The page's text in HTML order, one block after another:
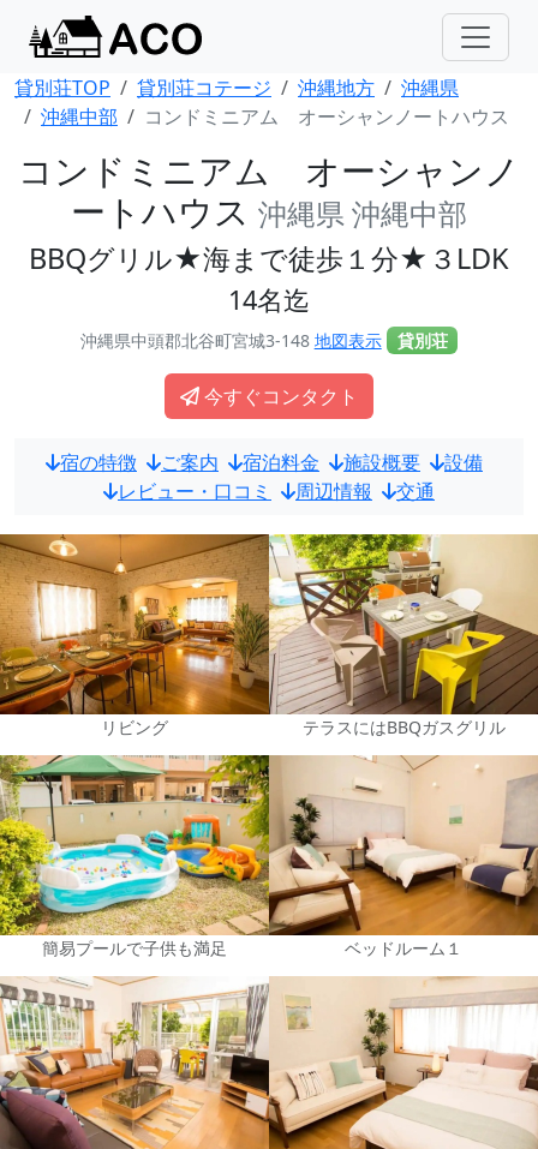
貸別荘TOP 貸別荘コテージ 沖縄地方
沖縄県
沖縄中部
コンドミニアム オーシャンノートハウス
コンドミニアム オーシャンノ
ートハウス 沖縄県 沖縄中部
BBQグリル★海まで徒歩１分★３LDK
14名迄
沖縄県中頭郡北谷町宮城3-148 地図表示 貸別荘
今すぐコンタクト
宿の特徴 ご案内 宿泊料金 施設概要
設備
レビュー・口コミ
周辺情報 交通
リビング テラスにはBBQガスグリル
簡易プールで子供も満足 ベッドルーム１